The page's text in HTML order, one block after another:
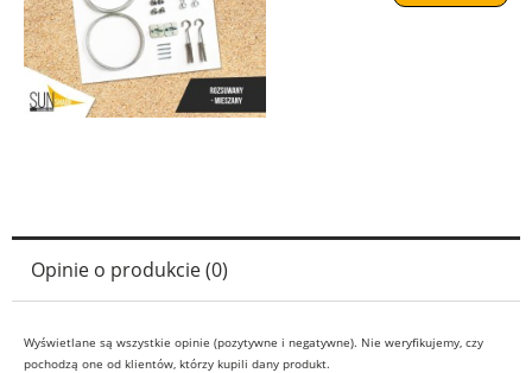
Opinie o produkcie (0)
Wyświetlane są wszystkie opinie (pozytywne i negatywne). Nie weryfikujemy, czy
pochodzą one od klientów, którzy kupili dany produkt.